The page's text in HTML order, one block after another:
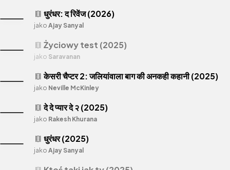
theaters Życiowy test (2025)
jako Saravanan
theaters केसरी चैप्टर 2: जलियांवाला बाग की अनकही कहानी (2025)
jako Neville McKinley
theaters दे दे प्यार दे २ (2025)
jako Rakesh Khurana
theaters धुरंधर (2025)
jako Ajay Sanyal
theaters धुरंधर: द रिवेंज (2026)
jako Ajay Sanyal